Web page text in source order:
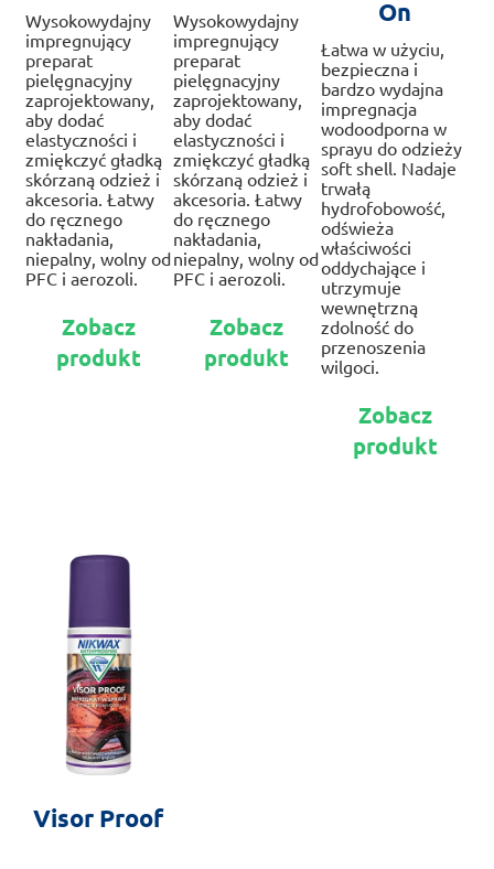
Wysokowydajny
impregnujący
preparat
pielęgnacyjny
zaprojektowany,
aby dodać
elastyczności i
zmiękczyć gładką
skórzaną odzież i
akcesoria. Łatwy
do ręcznego
nakładania,
niepalny, wolny od
PFC i aerozoli.
Zobacz
produkt
produkt
Wysokowydajny
impregnujący
preparat
pielęgnacyjny
zaprojektowany,
aby dodać
elastyczności i
zmiękczyć gładką
skórzaną odzież i
akcesoria. Łatwy
do ręcznego
nakładania,
niepalny, wolny od
PFC i aerozoli.
Zobacz
produkt
Ten
produkt
ma
wiele
wariantów.
Opcje
można
On
Łatwa w użyciu,
bezpieczna i
bardzo wydajna
impregnacja
wodoodporna w
sprayu do odzieży
soft shell. Nadaje
trwałą
hydrofobowość,
odświeża
właściwości
oddychające i
utrzymuje
wewnętrzną
zdolność do
przenoszenia
wilgoci.
Zobacz
produkt
Visor Proof